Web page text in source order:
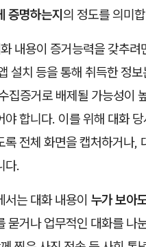
증명하는지의 정도를 의미
내용이 증거능력을 갖추려
설치 등을 통해 취득한 정
집증거로 배제될 가능성이
야 합니다. 이를 위해 대화
록 전체 화면을 캡처하거나,
다.
서는 대화 내용이 누가 보아
묻거나 업무적인 대화를 나